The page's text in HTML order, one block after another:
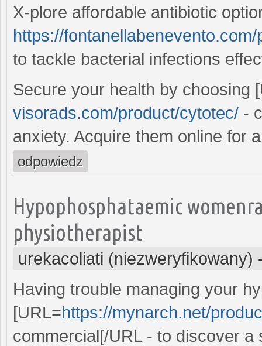
X-plore affordable antibiotic
https://
to tackle bacterial infections
Secure your health by choosing
visorads.com/product/cytotec/ -
anxiety. Acquire them online for
odpowiedz
Hypophosphataemic
physiotherapist
urekacoliati (niezweryfikowany)
Having trouble managing your
[URL=https://mynarch.net/
commercial[/URL - to discover a